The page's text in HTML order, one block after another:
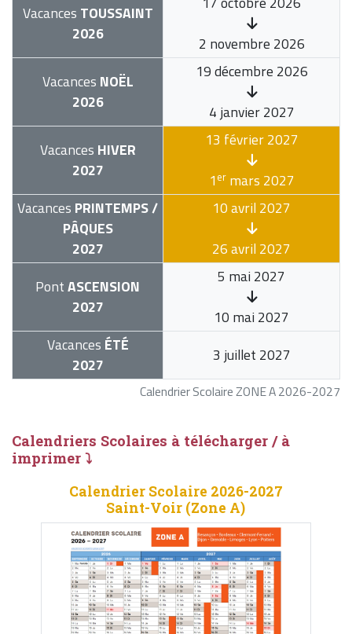
Calendrier Scolaire ZONE A 2026-2027
Vacances TOUSSAINT
2026
2 novembre 2026
Vacances NOËL
2026
19 décembre 2026
4 janvier 2027
Vacances HIVER
2027
13 février 2027
1ermars 2027
Vacances PRINTEMPS /
PÂQUES
2027
10 avril 2027
26 avril 2027
PontASCENSION
2027
5 mai 2027
10 mai 2027
Vacances ÉTÉ
2027
3 juillet 2027
Calendriers Scolaires à télécharger / à
imprimer ⤵
Calendrier Scolaire 2026-2027
Saint-Voir (Zone A)